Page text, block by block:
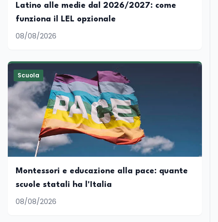
Latino alle medie dal 2026/2027: come
funziona il LEL opzionale
08/08/2026
Scuola
Montessori e educazione alla pace: quante
scuole statali ha l'Italia
08/08/2026